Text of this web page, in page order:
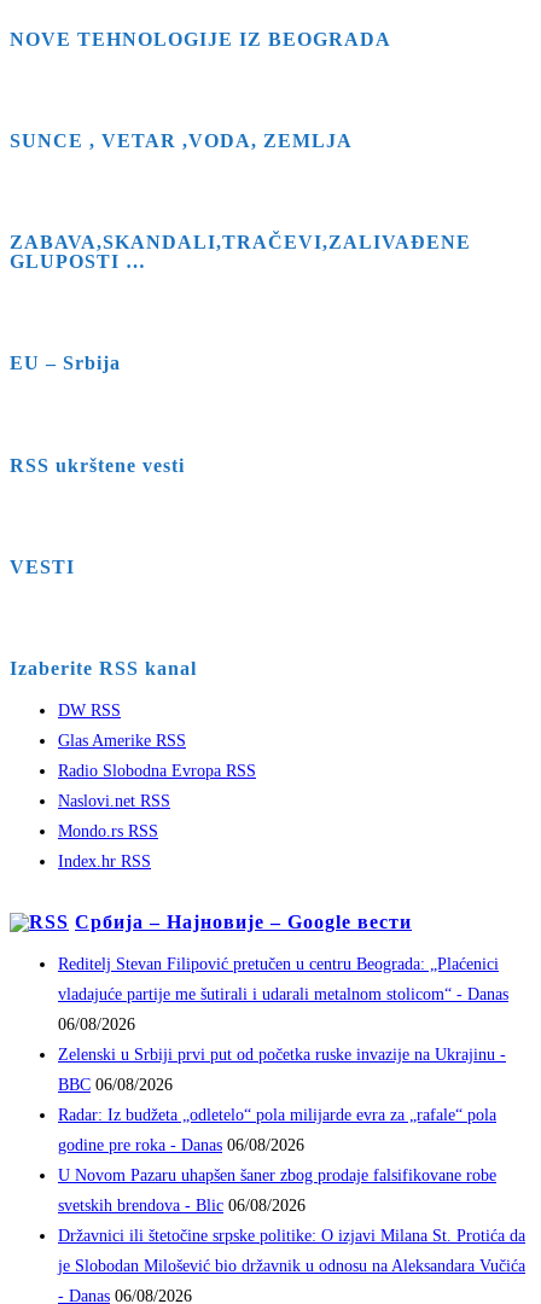
NOVE TEHNOLOGIJE IZ BEOGRADA
SUNCE , VETAR ,VODA, ZEMLJA
ZABAVA,SKANDALI,TRAČEVI,ZALIVAĐENE
GLUPOSTI …
EU – Srbija
RSS ukrštene vesti
VESTI
Izaberite RSS kanal
DW RSS
Glas Amerike RSS
Radio Slobodna Evropa RSS
Naslovi.net RSS
Mondo.rs RSS
Index.hr RSS
Србија – Најновије – Google вести
Reditelj Stevan Filipović pretučen u centru Beograda: „Plaćenici
vladajuće partije me šutirali i udarali metalnom stolicom“ - Danas
06/08/2026
Zelenski u Srbiji prvi put od početka ruske invazije na Ukrajinu -
BBC 06/08/2026
Radar: Iz budžeta „odletelo“ pola milijarde evra za „rafale“ pola
godine pre roka - Danas 06/08/2026
U Novom Pazaru uhapšen šaner zbog prodaje falsifikovane robe
svetskih brendova - Blic 06/08/2026
Državnici ili štetočine srpske politike: O izjavi Milana St. Protića da
je Slobodan Milošević bio državnik u odnosu na Aleksandara Vučića
- Danas 06/08/2026